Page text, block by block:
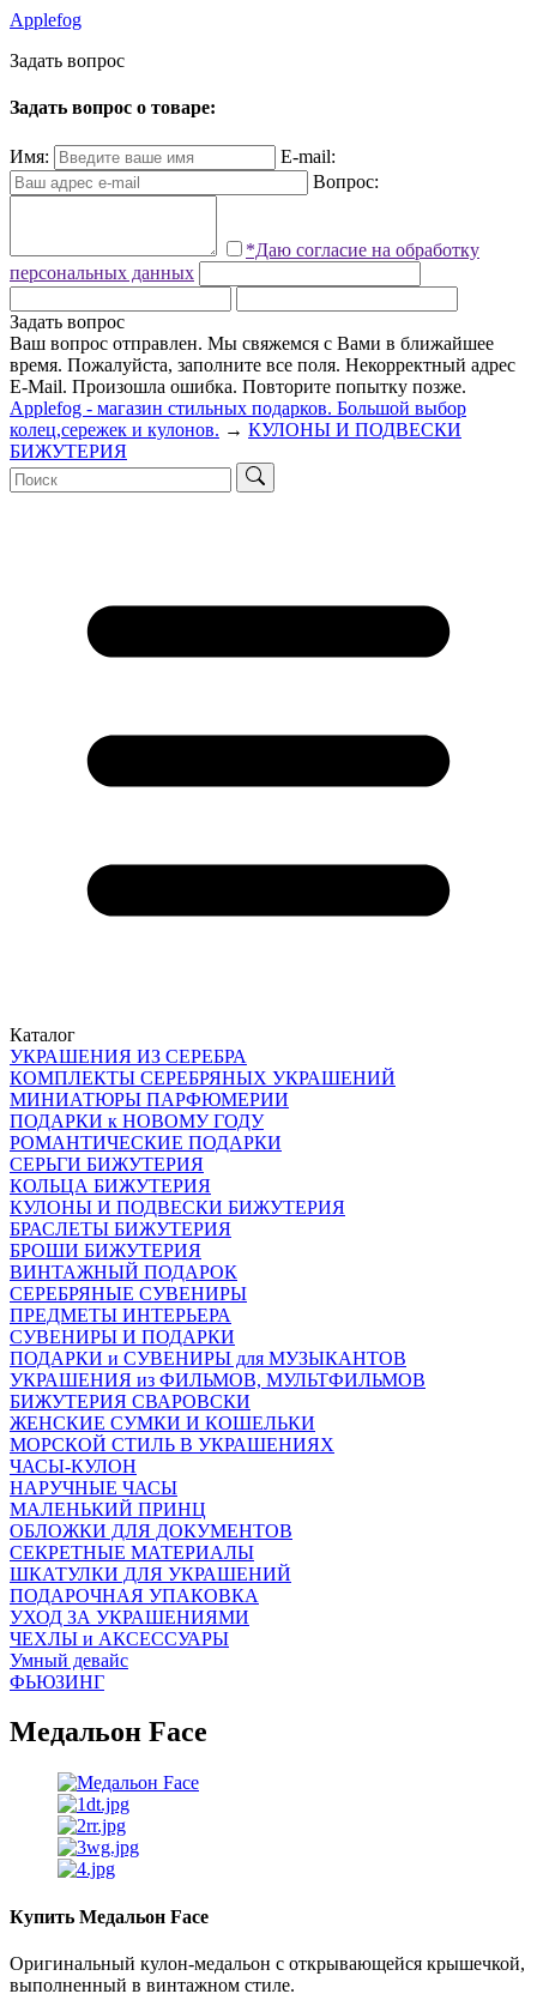
Applefog
Задать вопрос
Задать вопрос о товаре:
Имя:
E-mail:
Вопрос:
*Даю согласие на обработку
персональных данных
Задать вопрос
Ваш вопрос отправлен. Мы свяжемся с Вами в ближайшее
время. Пожалуйста, заполните все поля. Некорректный адрес
E-Mail. Произошла ошибка. Повторите попытку позже.
Applefog - магазин стильных подарков. Большой выбор
колец,сережек и кулонов. → КУЛОНЫ И ПОДВЕСКИ
БИЖУТЕРИЯ
Каталог
УКРАШЕНИЯ ИЗ СЕРЕБРА
КОМПЛЕКТЫ СЕРЕБРЯНЫХ УКРАШЕНИЙ
МИНИАТЮРЫ ПАРФЮМЕРИИ
ПОДАРКИ к НОВОМУ ГОДУ
РОМАНТИЧЕСКИЕ ПОДАРКИ
СЕРЬГИ БИЖУТЕРИЯ
КОЛЬЦА БИЖУТЕРИЯ
КУЛОНЫ И ПОДВЕСКИ БИЖУТЕРИЯ
БРАСЛЕТЫ БИЖУТЕРИЯ
БРОШИ БИЖУТЕРИЯ
ВИНТАЖНЫЙ ПОДАРОК
СЕРЕБРЯНЫЕ СУВЕНИРЫ
ПРЕДМЕТЫ ИНТЕРЬЕРА
СУВЕНИРЫ И ПОДАРКИ
ПОДАРКИ и СУВЕНИРЫ для МУЗЫКАНТОВ
УКРАШЕНИЯ из ФИЛЬМОВ, МУЛЬТФИЛЬМОВ
БИЖУТЕРИЯ СВАРОВСКИ
ЖЕНСКИЕ СУМКИ И КОШЕЛЬКИ
МОРСКОЙ СТИЛЬ В УКРАШЕНИЯХ
ЧАСЫ-КУЛОН
НАРУЧНЫЕ ЧАСЫ
МАЛЕНЬКИЙ ПРИНЦ
ОБЛОЖКИ ДЛЯ ДОКУМЕНТОВ
СЕКРЕТНЫЕ МАТЕРИАЛЫ
ШКАТУЛКИ ДЛЯ УКРАШЕНИЙ
ПОДАРОЧНАЯ УПАКОВКА
УХОД ЗА УКРАШЕНИЯМИ
ЧEХЛЫ и АКСЕССУАРЫ
Умный девайс
ФЬЮЗИНГ
Медальон Face
Купить Медальон Face
Оригинальный кулон-медальон с открывающейся крышечкой,
выполненный в винтажном стиле.